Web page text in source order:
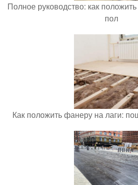
Полное руководство: как
пол
Как положить фанеру на лаги: